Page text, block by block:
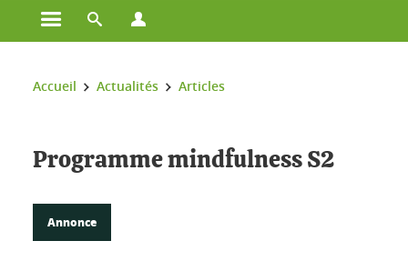
Ouvrir le menu principal
Ouvrir le moteur de recherche
Vous êtes ici :
Accueil Actualités Articles
Programme mindfulness S2
Annonce